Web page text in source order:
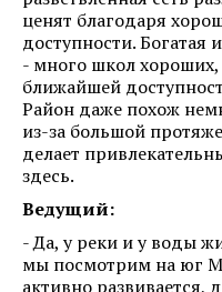
ценят благодаря
доступности. Богатая
- много школ
ближайшей
Район даже похож
из-за большой
делает
здесь.
Ведущий:
- Да, у реки и у воды
мы посмотрим на юг
активно развивается,